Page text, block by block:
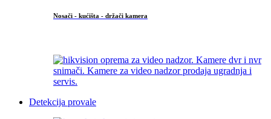
Nosači - kućišta - držači kamera
Detekcija provale